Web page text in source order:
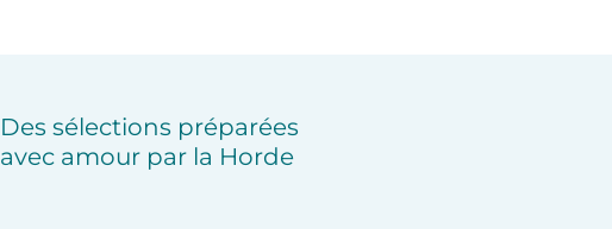
Des sélections préparées
avec amour par la Horde